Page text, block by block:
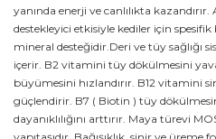
yanında enerji ve canlılıkta
destekleyici etkisiyle kediler için
mineral desteğidir.Deri ve tüy sağlığı
içerir. B2 vitamini tüy dökülmesini
büyümesini hızlandırır. B12 vitamini
güçlendirir. B7 ( Biotin ) tüy
dayanıklılığını arttırır. Maya türevi